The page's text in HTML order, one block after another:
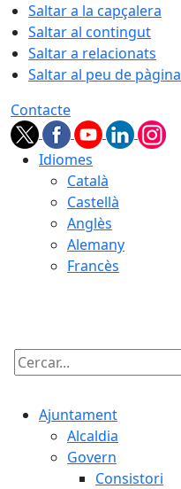
Saltar a la capçalera
Saltar al contingut
Saltar a relacionats
Saltar al peu de pàgina
Contacte
Idiomes
Català
Castellà
Anglès
Alemany
Francès
Cercar:
Ajuntament
Alcaldia
Govern
Consistori